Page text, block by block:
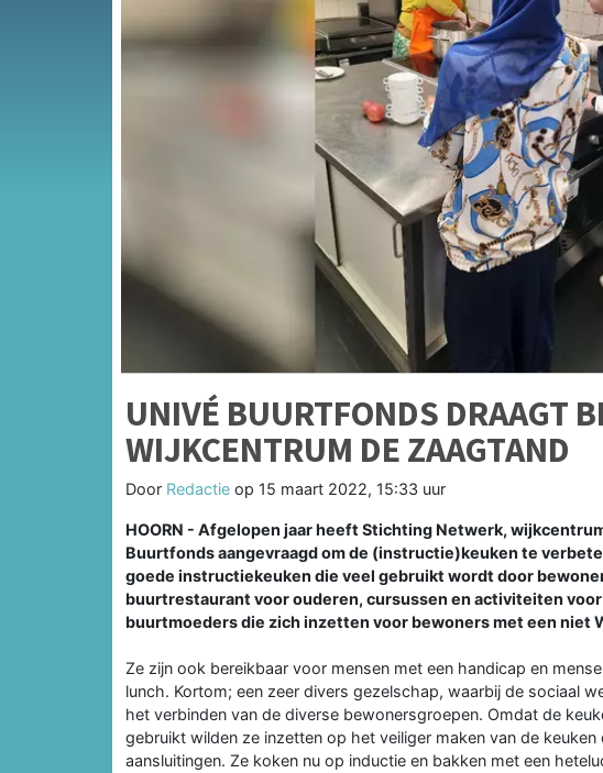
UNIVÉ BUURTFONDS DRAAGT
WIJKCENTRUM DE ZAAGTAND
Door Redactie op 15 maart 2022, 15:33 uur
HOORN - Afgelopen jaar heeft Stichting Netwerk,
Buurtfonds aangevraagd om de (instructie)keuken te
goede instructiekeuken die veel gebruikt wordt door
buurtrestaurant voor ouderen, cursussen en activiteiten
buurtmoeders die zich inzetten voor bewoners met een niet
Ze zijn ook bereikbaar voor mensen met een handicap en
lunch. Kortom; een zeer divers gezelschap, waarbij de sociaal
het verbinden van de diverse bewonersgroepen. Omdat de
gebruikt wilden ze inzetten op het veiliger maken van de
aansluitingen. Ze koken nu op inductie en bakken met een